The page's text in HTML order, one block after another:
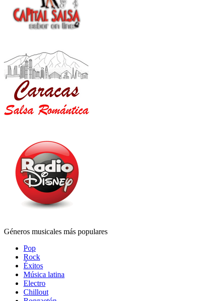
Géneros musicales más populares
Pop
Rock
Éxitos
Música latina
Electro
Chillout